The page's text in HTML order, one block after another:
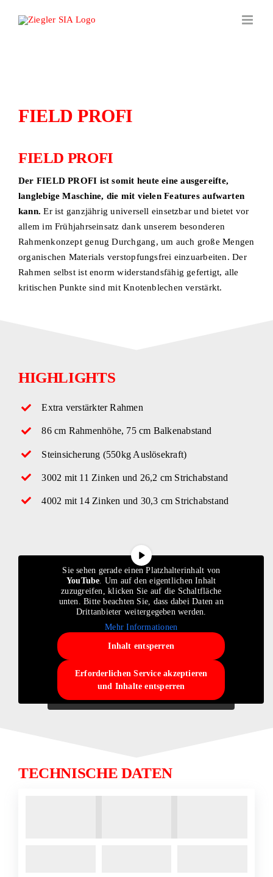
Inhalt
FIELD PROFI
FIELD PROFI
Der FIELD PROFI ist somit heute eine ausgereifte,
langlebige Maschine, die mit vielen Features aufwarten
kann. Er ist ganzjährig universell einsetzbar und bietet vor
allem im Frühjahrseinsatz dank unserem besonderen
Rahmenkonzept genug Durchgang, um auch große Mengen
organischen Materials verstopfungsfrei einzuarbeiten. Der
Rahmen selbst ist enorm widerstandsfähig gefertigt, alle
kritischen Punkte sind mit Knotenblechen verstärkt.
HIGHLIGHTS
Extra verstärkter Rahmen
86 cm Rahmenhöhe, 75 cm Balkenabstand
Steinsicherung (550kg Auslösekraft)
3002 mit 11 Zinken und 26,2 cm Strichabstand
4002 mit 14 Zinken und 30,3 cm Strichabstand
Sie sehen gerade einen Platzhalterinhalt von
YouTube. Um auf den eigentlichen Inhalt
zuzugreifen, klicken Sie auf die Schaltfläche
unten. Bitte beachten Sie, dass dabei Daten an
Drittanbieter weitergegeben werden.
Mehr Informationen
Inhalt entsperren
Erforderlichen Service akzeptieren
und Inhalte entsperren
TECHNISCHE DATEN